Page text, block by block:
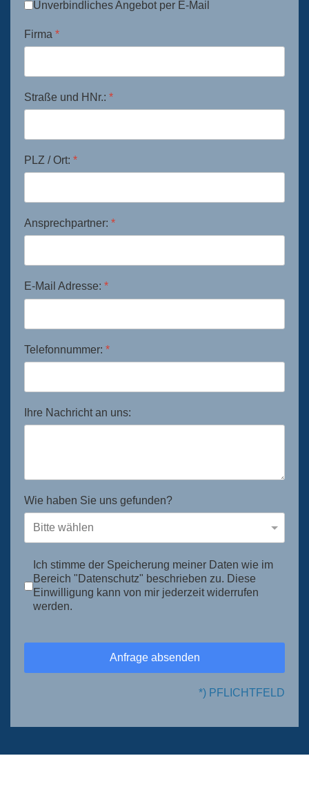
Unverbindliches Angebot per E-Mail
Firma *
Straße und HNr.: *
PLZ / Ort: *
Ansprechpartner: *
E-Mail Adresse: *
Telefonnummer: *
Ihre Nachricht an uns:
Wie haben Sie uns gefunden?
Ich stimme der Speicherung meiner Daten wie im
Bereich "Datenschutz" beschrieben zu. Diese
Einwilligung kann von mir jederzeit widerrufen
werden.
Anfrage absenden
*) PFLICHTFELD